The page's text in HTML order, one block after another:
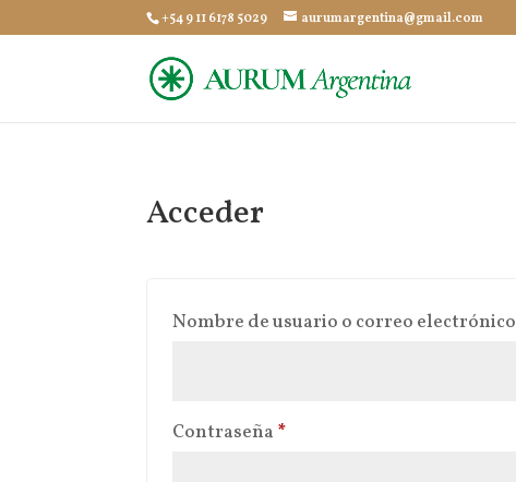
+54 9 11 6178 5029 aurumargentina@gmail.com
Acceder
Nombre de usuario o correo electrónico
Contraseña *Obligatorio